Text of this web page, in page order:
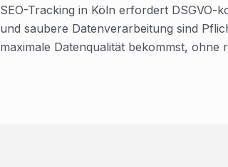
SEO-Tracking in Köln erfordert DSGVO-
und saubere Datenverarbeitung sind
maximale Datenqualität bekommst, ohne